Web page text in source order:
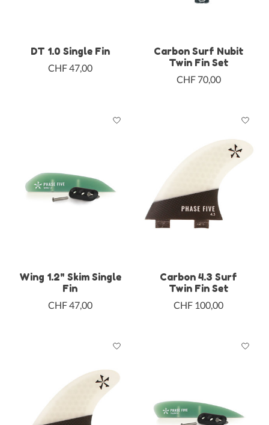
DT 1.0 Single Fin
CHF 47,00
Carbon Surf Nubit
Twin Fin Set
CHF 70,00
Wing 1.2" Skim Single
Fin
CHF 47,00
Carbon 4.3 Surf
Twin Fin Set
CHF 100,00